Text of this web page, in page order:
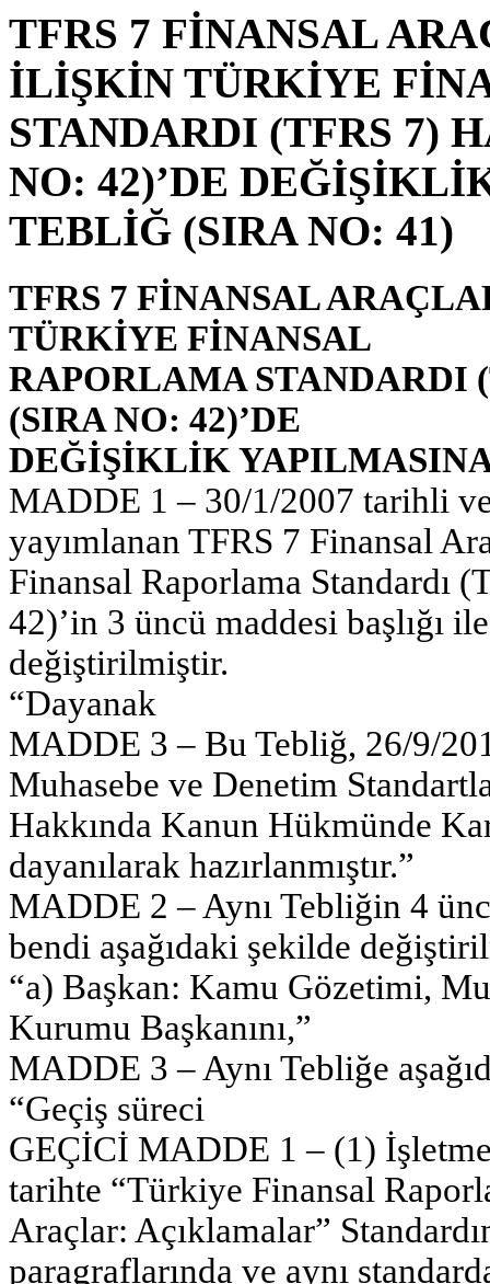
TFRS 7 FİNANSAL
İLİŞKİN TÜRKİYE
STANDARDI (TFRS 7)
NO: 42)’DE
TEBLİĞ (SIRA NO: 41)
TFRS 7 FİNANSAL
TÜRKİYE FİNANSAL
RAPORLAMA STANDARDI
(SIRA NO: 42)’DE
DEĞİŞİKLİK
MADDE 1 – 30/1/2007 tarihli ve
yayımlanan TFRS 7 Finansal
Finansal Raporlama Standardı
42)’in 3 üncü maddesi başlığı
değiştirilmiştir.
“Dayanak
MADDE 3 – Bu Tebliğ, 26/9/
Muhasebe ve Denetim
Hakkında Kanun Hükmünde
dayanılarak hazırlanmıştır.”
MADDE 2 – Aynı Tebliğin 4
bendi aşağıdaki şekilde
“a) Başkan: Kamu Gözetimi,
Kurumu Başkanını,”
MADDE 3 – Aynı Tebliğe
“Geçiş süreci
GEÇİCİ MADDE 1 – (1)
tarihte “Türkiye Finansal
Araçlar: Açıklamalar”
paragraflarında ve aynı